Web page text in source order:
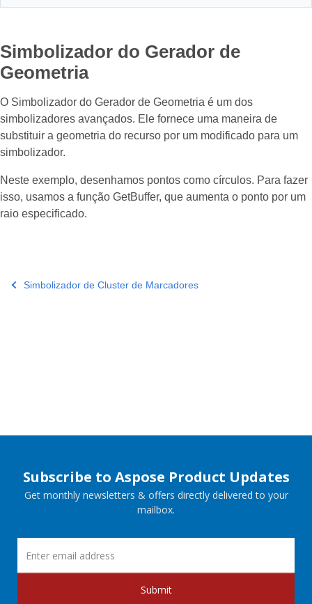
Simbolizador do Gerador de
Geometria
O Simbolizador do Gerador de Geometria é um dos
simbolizadores avançados. Ele fornece uma maneira de
substituir a geometria do recurso por um modificado para um
simbolizador.
Neste exemplo, desenhamos pontos como círculos. Para fazer
isso, usamos a função GetBuffer, que aumenta o ponto por um
raio especificado.
Simbolizador de Cluster de Marcadores
Subscribe to Aspose Product Updates
Get monthly newsletters & offers directly delivered to your
mailbox.
Submit